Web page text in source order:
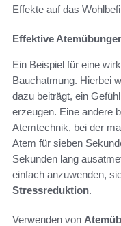
Effekte auf das
Effektive
Ein Beispiel für eine
Bauchatmung. Hierbei
dazu beiträgt, ein
erzeugen. Eine andere
Atemtechnik, bei der
Atem für sieben
Sekunden lang
einfach anzuwenden,
Stressreduktion.
Verwenden von